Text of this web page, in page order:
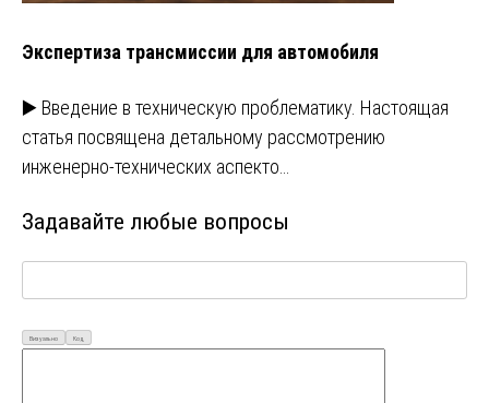
Экспертиза трансмиссии для автомобиля
▶️ Введение в техническую проблематику. Настоящая
статья посвящена детальному рассмотрению
инженерно-технических аспекто…
Задавайте любые вопросы
Визуально Код